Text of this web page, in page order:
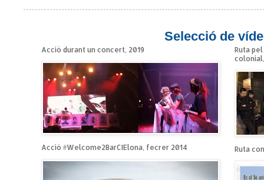
Selecció de
Acció durant un concert, 2019
Acció #Welcome2BarCIElona, fecrer 2014
Ruta
Ruta